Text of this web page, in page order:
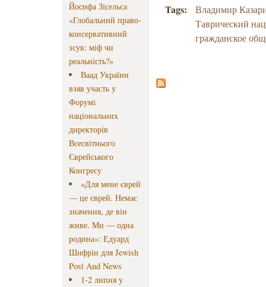
Йосифа Зісельса
«Глобальний право-
консервативний
зсув: міф чи
реальність?»
Ваад України
взяв участь у
Форумі
національних
директорів
Всесвітнього
Єврейського
Конгресу
«Для мене єврей
— це єврей. Немає
значення, де він
живе. Ми — одна
родина»: Едуард
Шифрін для Jewish
Post And News
1-2 липня у
Tags:
Владимир
Таврический
гражданское